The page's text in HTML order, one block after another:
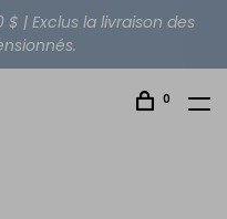
| Exclus la livraison des
0